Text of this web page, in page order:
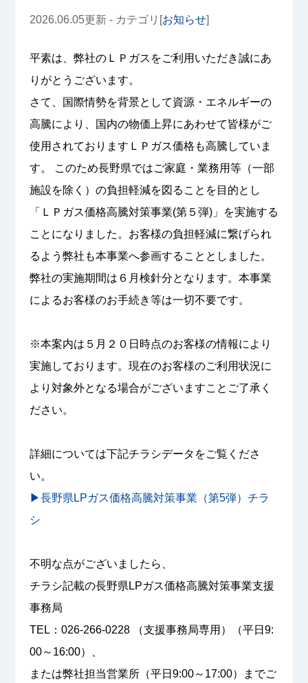
2026.06.05更新 - カテゴリ[ お知らせ]
平素は、弊社のＬＰガスをご利用いただき誠にあ
りがとうございます。
さて、国際情勢を背景として資源・エネルギーの
高騰により、国内の物価上昇にあわせて皆様がご
使用されておりますＬＰガス価格も高騰していま
す。 このため長野県ではご家庭・業務用等（一部
施設を除く）の負担軽減を図ることを目的とし
「ＬＰガス価格高騰対策事業(第５弾)」を実施する
ことになりました。お客様の負担軽減に繋げられ
るよう弊社も本事業へ参画することとしました。
弊社の実施期間は６月検針分となります。本事業
によるお客様のお手続き等は一切不要です。
※本案内は５月２０日時点のお客様の情報により
実施しております。現在のお客様のご利用状況に
より対象外となる場合がございますことご了承く
ださい。
詳細については下記チラシデータをご覧くださ
い。
▶長野県LPガス価格高騰対策事業（第5弾）チラ
シ
不明な点がございましたら、
チラシ記載の長野県LPガス価格高騰対策事業支援
事務局
TEL：026-266-0228 （支援事務局専用）（平日9:
00～16:00）、
または弊社担当営業所（平日9:00～17:00）までご